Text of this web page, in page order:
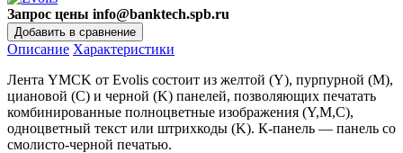
Запрос цены info@banktech.spb.ru
Описание Характеристики
Лента YMCK от Evolis состоит из желтой (Y), пурпурной (M),
циановой (C) и черной (K) панелей, позволяющих печатать
комбинированные полноцветные изображения (Y,M,C),
одноцветный текст или штрихкоды (K). К-панель — панель со
смолисто-черной печатью.